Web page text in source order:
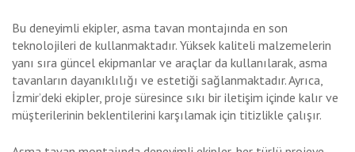
Bu deneyimli ekipler, asma tavan montajında en son
teknolojileri de kullanmaktadır. Yüksek kaliteli malzemelerin
yanı sıra güncel ekipmanlar ve araçlar da kullanılarak, asma
tavanların dayanıklılığı ve estetiği sağlanmaktadır. Ayrıca,
İzmir’deki ekipler, proje süresince sıkı bir iletişim içinde kalır ve
müşterilerinin beklentilerini karşılamak için titizlikle çalışır.